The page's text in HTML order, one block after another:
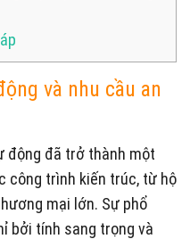
và nhu cầu an
động đã trở thành một
công trình kiến trúc, từ hộ
mại lớn. Sự phổ
bởi tính sang trọng và